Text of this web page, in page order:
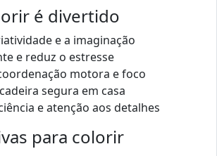
é divertido
e a imaginação
e reduz o estresse
motora e foco
segura em casa
e atenção aos detalhes
para colorir